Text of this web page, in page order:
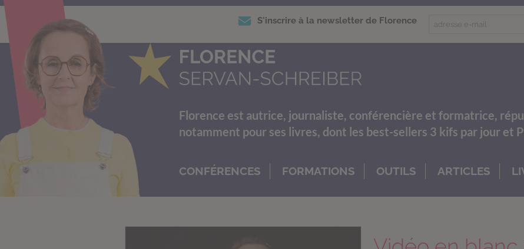
S'inscrire à la newsletter de Florence
Florence est autrice, journaliste, conférencière et formatrice,
notamment pour ses livres, dont les best-sellers 3 kifs par jour et
CONFÉRENCES FORMATIONS OUTILS ARTICLES